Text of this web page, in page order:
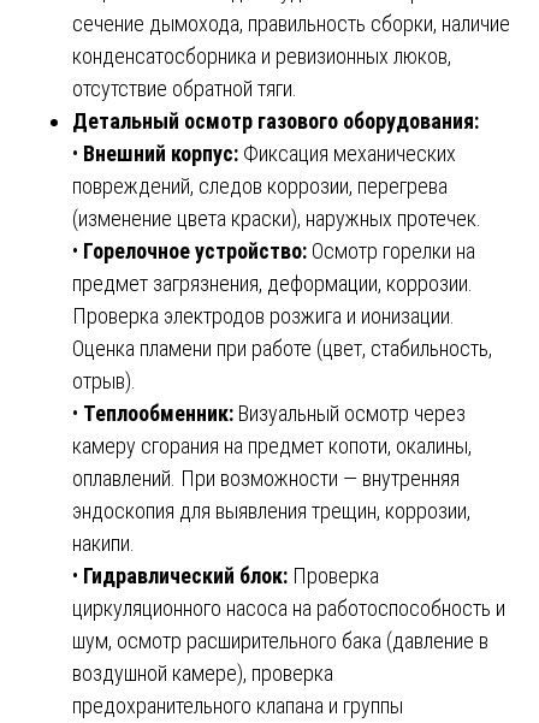
сечение дымохода, правильность сборки, наличие
конденсатосборника и ревизионных люков,
отсутствие обратной тяги.
Детальный осмотр газового оборудования:
• Внешний корпус: Фиксация механических
повреждений, следов коррозии, перегрева
(изменение цвета краски), наружных протечек.
• Горелочное устройство: Осмотр горелки на
предмет загрязнения, деформации, коррозии.
Проверка электродов розжига и ионизации.
Оценка пламени при работе (цвет, стабильность,
отрыв).
• Теплообменник: Визуальный осмотр через
камеру сгорания на предмет копоти, окалины,
оплавлений. При возможности — внутренняя
эндоскопия для выявления трещин, коррозии,
накипи.
• Гидравлический блок: Проверка
циркуляционного насоса на работоспособность и
шум, осмотр расширительного бака (давление в
воздушной камере), проверка
предохранительного клапана и группы